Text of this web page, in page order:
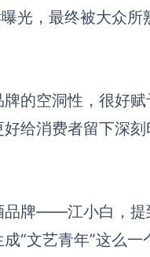
光，最终被大众所
的空洞性，很好
给消费者留下深
牌——江小白，提
“文艺青年”这么